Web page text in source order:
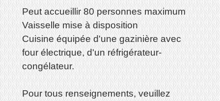
Peut accueillir 80 personnes maximum
Vaisselle mise à disposition
Cuisine équipée d'une gazinière avec
four électrique, d'un réfrigérateur-
congélateur.
Pour tous renseignements, veuillez